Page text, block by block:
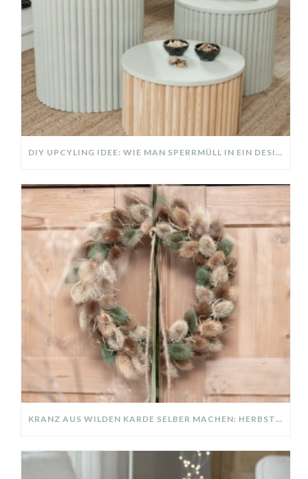
DIY UPCYLING IDEE: WIE MAN SPERRMÜLL IN EIN DESIGNER TEIL VERWANDELT
KRANZ AUS WILDEN KARDE SELBER MACHEN: HERBSTDEKO GANZ EINFACH